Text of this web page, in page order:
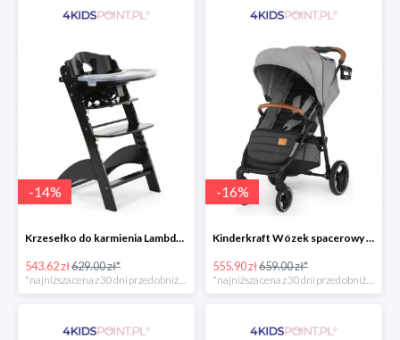
-14%
Krzesełko do karmienia Lambda 3 Black Childhome
543.62 zł629.00 zł*
*najniższa cena z 30 dni przed obniżką
-16%
Kinderkraft Wózek spacerowy Grande LX
555.90 zł659.00 zł*
*najniższa cena z 30 dni przed obniżką